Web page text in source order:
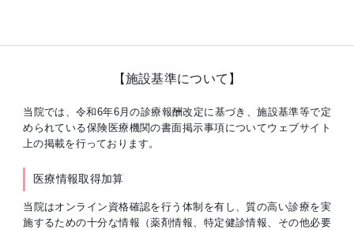
【施設基準について】
当院では、令和6年6月の診療報酬改定に基づき、施設基準等で定
められている保険医療機関の書面掲示事項についてウェブサイト
上の掲載を行っております。
医療情報取得加算
当院はオンライン資格確認を行う体制を有し、質の高い診療を実
施するための十分な情報（薬剤情報、特定健診情報、その他必要